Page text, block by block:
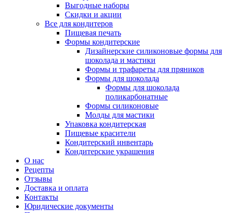
Выгодные наборы
Скидки и акции
Все для кондитеров
Пищевая печать
Формы кондитерские
Дизайнерские силиконовые формы для
шоколада и мастики
Формы и трафареты для пряников
Формы для шоколада
Формы для шоколада
поликарбонатные
Формы силиконовые
Молды для мастики
Упаковка кондитерская
Пищевые красители
Кондитерский инвентарь
Кондитерские украшения
О нас
Рецепты
Отзывы
Доставка и оплата
Контакты
Юридические документы